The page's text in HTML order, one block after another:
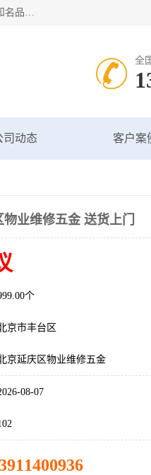
专业配送水暖器材、光源灯具、五金交电等维修物资，飞利浦，佛山照明，世达，博世，九牧，特陶等各产品涉及国内外知名品牌。公司专注与物业、学校、酒店、工厂等单位合作，提供一站式配送服务，降低客户综合成本。依托电子商务改变传统模式，以专业的团队为客户提供24H物资配送到达，货到月结、统一开票，便捷退换等服务，提高了企业的运营效率。
全
司动态 客户案
业维修五金 送货上门
个
京市丰台区
京延庆区物业维修五金
08-07